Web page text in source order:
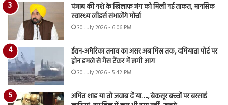
पंजाब की नशे के खिलाफ जंग को मिली नई ताकत, मानसिक
स्वास्थ्य लीडर्स संभालेंगे मोर्चा
30 July 2026 - 6:06 PM
ईरान-अमेरिका तनाव का असर अब मिस्र तक, दमियाता पोर्ट पर
ड्रोन हमले से गैस टैंकर में लगी आग
30 July 2026 - 5:42 PM
अमित शाह या तो जवाब दें या…., बेकसूर बच्चों पर बरसाई